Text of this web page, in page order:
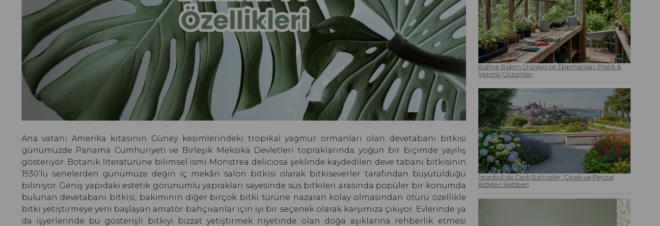
Ana vatanı Amerika kıtasının Güney kesimlerindeki tropikal yağmur ormanları olan devetabanı bitkisi
günümüzde Panama Cumhuriyeti ve Birleşik Meksika Devletleri topraklarında yoğun bir biçimde yayılış
gösteriyor. Botanik literatürüne bilimsel ismi Monstrea deliciosa şeklinde kaydedilen deve tabanı bitkisinin
1930’lu senelerden günümüze değin iç mekân salon bitkisi olarak bitkiseverler tarafından büyütüldüğü
biliniyor. Geniş yapıdaki estetik görünümlü yaprakları sayesinde süs bitkileri arasında popüler bir konumda
bulunan devetabanı bitkisi, bakımının diğer birçok bitki türüne nazaran kolay olmasından ötürü özellikle
bitki yetiştirmeye yeni başlayan amatör bahçıvanlar için iyi bir seçenek olarak karşımıza çıkıyor. Evlerinde ya
da işyerlerinde bu gösterişli bitkiyi bizzat yetiştirmek niyetinde olan doğa aşıklarına rehberlik etmesi
Bahçe Bakım Ürünleri ve Ekipmanları: Pratik &
Verimli Çözümler
İstanbul'da Canlı Bahçeler: Çiçek ve Peyzaj
Bitkileri Rehberi